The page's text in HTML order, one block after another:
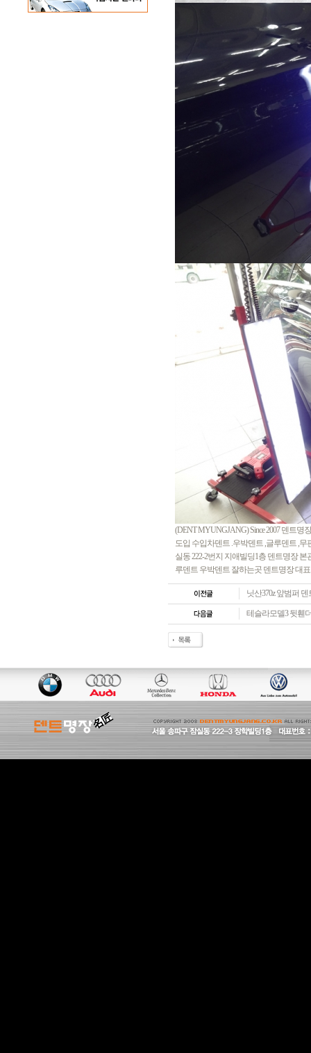
(DENT MYUNGJANG) Since 2007 덴트
도입 수입차덴트 .우박덴트 ,글루덴트 ,
실동 222-2번지 지애빌딩1층 덴트명장
루덴트 우박덴트 잘하는곳 덴트명장 대표
닛산370z 앞범퍼
테슬라모델3 뒷휀